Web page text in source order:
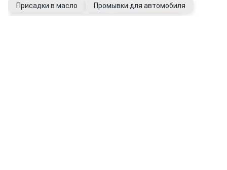
Присадки в масло
Промывки для автомобиля